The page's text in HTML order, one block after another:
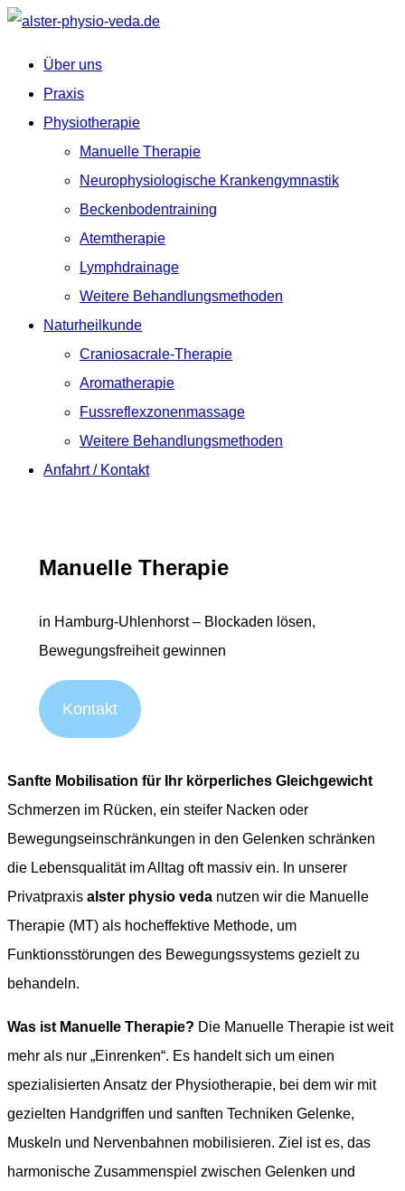
Über uns
Praxis
Physiotherapie
Manuelle Therapie
Neurophysiologische Krankengymnastik
Beckenbodentraining
Atemtherapie
Lymphdrainage
Weitere Behandlungsmethoden
Naturheilkunde
Craniosacrale-Therapie
Aromatherapie
Fussreflexzonenmassage
Weitere Behandlungsmethoden
Anfahrt / Kontakt
Manuelle Therapie
in Hamburg-Uhlenhorst – Blockaden lösen,
Bewegungsfreiheit gewinnen
Kontakt
Sanfte Mobilisation für Ihr körperliches Gleichgewicht
Schmerzen im Rücken, ein steifer Nacken oder
Bewegungseinschränkungen in den Gelenken schränken
die Lebensqualität im Alltag oft massiv ein. In unserer
Privatpraxis alster physio veda nutzen wir die Manuelle
Therapie (MT) als hocheffektive Methode, um
Funktionsstörungen des Bewegungssystems gezielt zu
behandeln.
Was ist Manuelle Therapie? Die Manuelle Therapie ist weit
mehr als nur „Einrenken“. Es handelt sich um einen
spezialisierten Ansatz der Physiotherapie, bei dem wir mit
gezielten Handgriffen und sanften Techniken Gelenke,
Muskeln und Nervenbahnen mobilisieren. Ziel ist es, das
harmonische Zusammenspiel zwischen Gelenken und